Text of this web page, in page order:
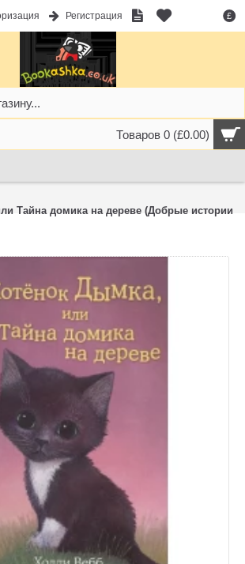
£
Регистрация
Товаров 0 (£0.00)
Тайна домика на дереве (Добрые истории